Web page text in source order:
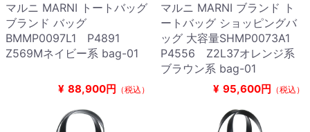
マルニ MARNI トートバッグ
ブランド バッグ
BMMP0097L1 P4891
Z569Mネイビー系 bag-01
¥ 88,900円 （税込）
マルニ MARNI ブランド ト
ートバッグ ショッピングバ
ッグ 大容量SHMP0073A1
P4556 Z2L37オレンジ系
ブラウン系 bag-01
¥ 95,600円 （税込）